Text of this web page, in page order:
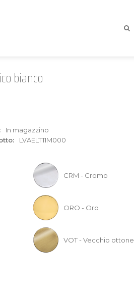
bianco
In magazzino
LVAELT11M000
CRM - Cromo
ORO - Oro
VOT - Vecchio ottone